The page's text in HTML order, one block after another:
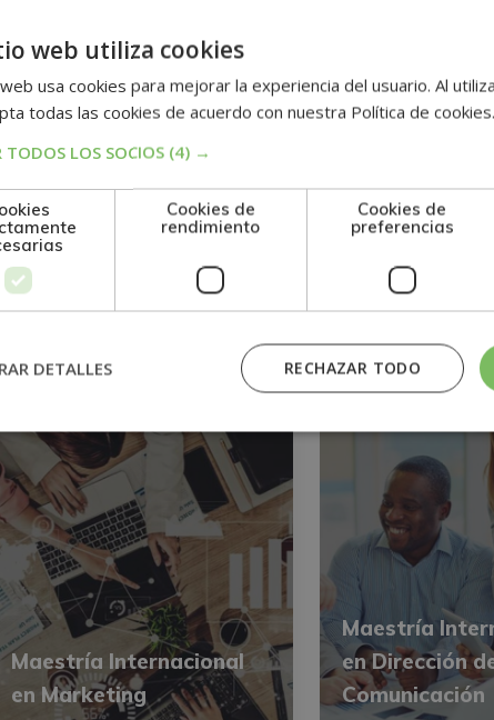
Maestría Internacional
en Dirección de
Operaciones
1 4.380$ 1.095$
Maestría
en Marketing y
0
Maestría Internacional
en Marketing
Maestría
en Dirección
Comunicación
web utiliza cookies
usa cookies para mejorar la experiencia del usuario. Al
todas las cookies de acuerdo con nuestra Política de cookies.
TODOS LOS SOCIOS (4) →
Cookies de
rendimiento
Cookies de
preferencias
RECHAZAR TODO
DETALLES